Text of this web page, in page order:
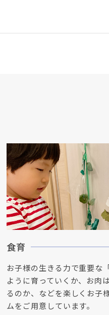
食育
お子様の生きる力で重要な
ように育っていくか、お肉
るのか、などを楽しくお子
ムをご用意しています。